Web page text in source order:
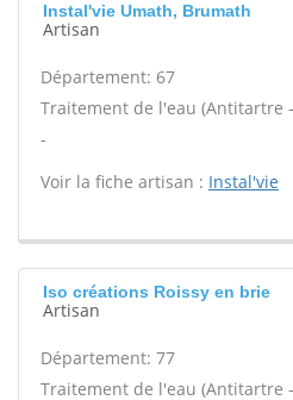
Instal'vie Umath, Brumath
Artisan
Département: 67
Traitement de l'eau (Antitartre
-
Voir la fiche artisan : Instal'vie
Iso créations Roissy en brie
Artisan
Département: 77
Traitement de l'eau (Antitartre